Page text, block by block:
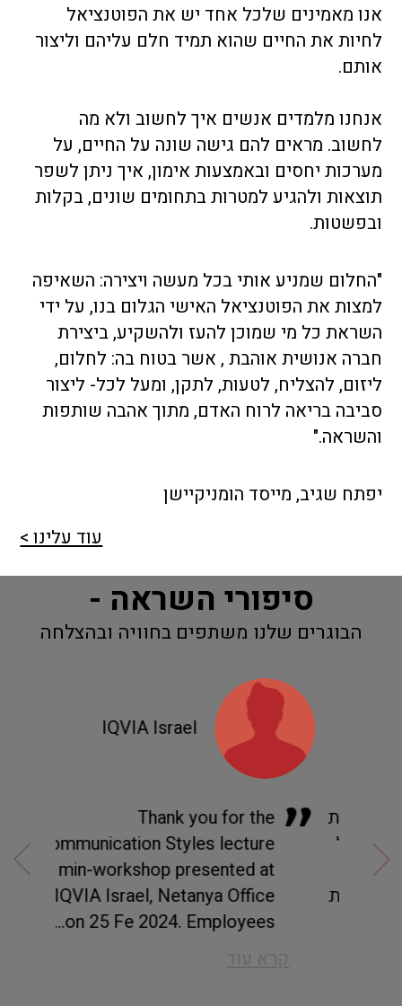
אנו מאמינים שלכל אחד יש את הפוטנציאל
לחיות את החיים שהוא תמיד חלם עליהם וליצור
אותם.
אנחנו מלמדים אנשים איך לחשוב ולא מה
לחשוב. מראים להם גישה שונה על החיים, על
מערכות יחסים ובאמצעות אימון, איך ניתן לשפר
תוצאות ולהגיע למטרות בתחומים שונים, בקלות
ובפשטות.
"החלום שמניע אותי בכל מעשה ויצירה: השאיפה
למצות את הפוטנציאל האישי הגלום בנו, על ידי
השראת כל מי שמוכן להעז ולהשקיע, ביצירת
חברה אנושית אוהבת , אשר בטוח בה: לחלום,
ליזום, להצליח, לטעות, לתקן, ומעל לכל- ליצור
סביבה בריאה לרוח האדם, מתוך אהבה שותפות
והשראה."
יפתח שגיב, מייסד הומניקיישן
עוד עלינו >
סיפורי השראה -
הבוגרים שלנו משתפים בחוויה ובהצלחה
IQVIA Israel
"
Thank you for the
Communication Styles lecture
/ min-workshop presented at
IQVIA Israel, Netanya Office
on 25 Fe 2024. Employees...
"
"